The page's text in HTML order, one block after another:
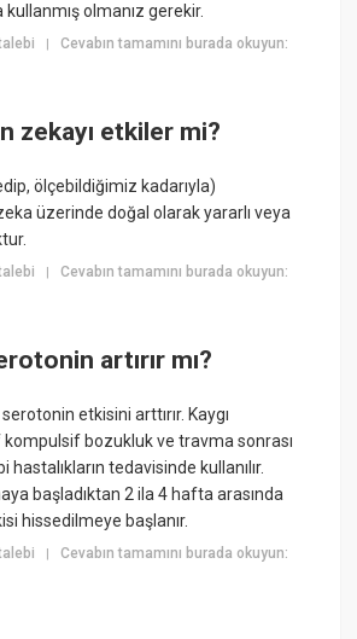
olmanız gerekir.
|Cevabın tamamını burada okuyun:
zekayı etkiler mi?
ölçebildiğimiz kadarıyla)
üzerinde doğal olarak yararlı veya
|Cevabın tamamını burada okuyun:
artırır mı?
etkisini arttırır. Kaygı
bozukluk ve travma sonrası
tedavisinde kullanılır.
başladıktan 2 ila 4 hafta arasında
hissedilmeye başlanır.
|Cevabın tamamını burada okuyun: